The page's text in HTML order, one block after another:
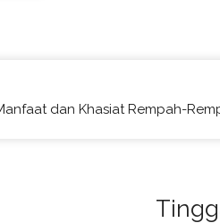
dan Khasiat Rempah-